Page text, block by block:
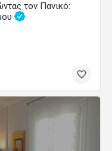
τον Πανικό: